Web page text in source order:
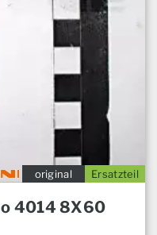
Ersatzteil
original
4014 8X60